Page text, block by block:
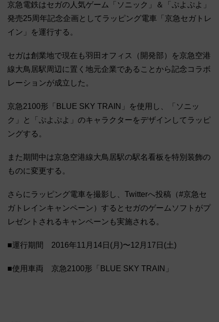
京急電鉄はセガの人気ゲーム「ソニック」＆「ぷよぷよ」
発売25周年記念企画としてラッピング電車「京急セガトレ
イン」を運行する。
セガは創業地で現在も羽田オフィス（開発部）を京急空港
線大鳥居駅周辺に置く地元企業であることから記念コラボ
レーションが成立した。
京急2100形「BLUE SKY TRAIN」を使用し、「ソニッ
ク」と「ぷよぷよ」のキャラクターをデザインしてラッピ
ングする。
また期間中は京急空港線大鳥居駅の駅名看板を特別装飾の
ものに変更する。
さらにラッピング電車を撮影し、Twitterへ投稿（#京急セ
ガトレインキャンペーン）するとセガのゲームソフトがプ
レゼントされるキャンペーンも実施される。
■運行期間 2016年11月14日(月)〜12月17日(土)
■使用車両 京急2100形「BLUE SKY TRAIN」